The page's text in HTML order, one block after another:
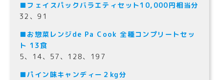
■フェイスパックバラエティセット10,000円相当分
32、91
■お惣菜レンジde Pa Cook 全種コンプリートセッ
ト 13食
5、14、57、128、197
■パイン味キャンディー２kg分